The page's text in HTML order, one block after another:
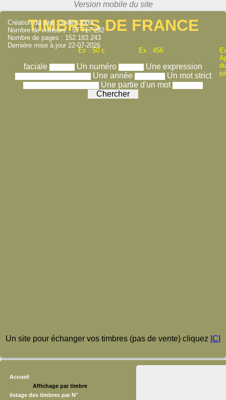
TIMBRES DE FRANCE
Ex : 50 c Ex : 456
faciale Un numéro
Une expression
Une année
Un mot strict
Une partie d'un mot
Création du site : Juillet 2005
Nombre de visiteurs : 57.717.292
Nombre de pages : 152.183.243
Dernière mise à jour 22-07-2026
Un site pour échanger vos timbres (pas de vente) cliquez ICI
Accueil
Affichage par timbre
listage des timbres par N°